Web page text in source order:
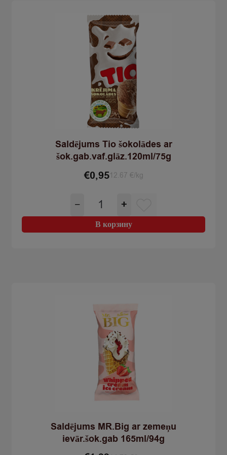
x
65g/60ml
520g/480ml
Saldējums Tio šokolādes ar
šok.gab.vaf.glāz.120ml/75g
€0,9512.67 €/kg
−
Количество
товара
Saldējums
Tio
+
В корзину
Saldējums MR.Big ar zemeņu
ievār.šok.gab 165ml/94g